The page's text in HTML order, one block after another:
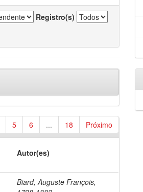
Registro(s)
5 6 ... 18 Próximo
Autor(es)
Biard, Auguste François,